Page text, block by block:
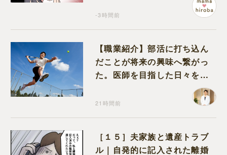
-3時間前
【職業紹介】部活に打ち込ん
だことが将来の興味へ繋がっ
た。医師を目指した日々を振
21時間前
［１５］夫家族と遺産トラブ
ル｜自発的に記入された離婚